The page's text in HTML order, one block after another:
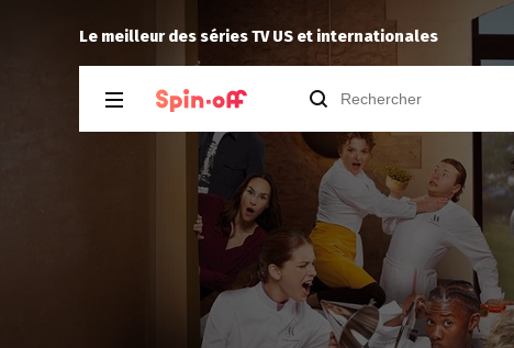
Le meilleur des séries TV US et internationales
Inventing Anna Reisei a